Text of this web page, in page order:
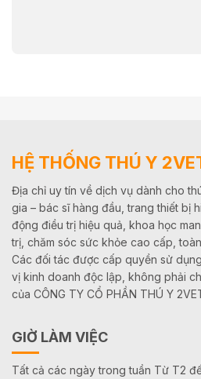
HỆ THỐNG THÚ Y
Địa chỉ uy tín về dịch vụ dành cho
gia – bác sĩ hàng đầu, trang thiết bị
động điều trị hiệu quả, khoa học
trị, chăm sóc sức khỏe cao cấp,
Các đối tác được cấp quyền sử
vị kinh doanh độc lập, không phải
của CÔNG TY CỔ PHẦN THÚ Y
GIỜ LÀM VIỆC
Tất cả các ngày trong tuần Từ T2